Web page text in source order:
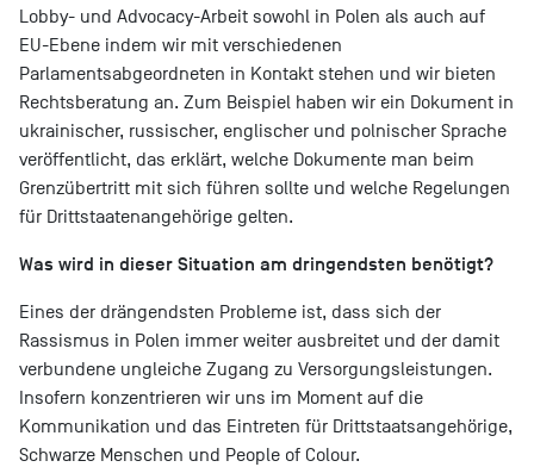
Lobby- und Advocacy-Arbeit sowohl in Polen als auch auf
EU-Ebene indem wir mit verschiedenen
Parlamentsabgeordneten in Kontakt stehen und wir bieten
Rechtsberatung an. Zum Beispiel haben wir ein Dokument in
ukrainischer, russischer, englischer und polnischer Sprache
veröffentlicht, das erklärt, welche Dokumente man beim
Grenzübertritt mit sich führen sollte und welche Regelungen
für Drittstaatenangehörige gelten.
Was wird in dieser Situation am dringendsten benötigt?
Eines der drängendsten Probleme ist, dass sich der
Rassismus in Polen immer weiter ausbreitet und der damit
verbundene ungleiche Zugang zu Versorgungsleistungen.
Insofern konzentrieren wir uns im Moment auf die
Kommunikation und das Eintreten für Drittstaatsangehörige,
Schwarze Menschen und People of Colour.